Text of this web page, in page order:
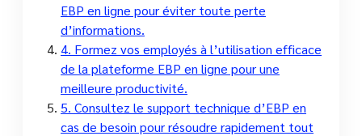
EBP en ligne pour éviter toute perte
d’informations.
4. Formez vos employés à l’utilisation efficace
de la plateforme EBP en ligne pour une
meilleure productivité.
5. Consultez le support technique d’EBP en
cas de besoin pour résoudre rapidement tout